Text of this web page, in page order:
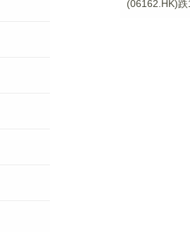
(06162.HK)